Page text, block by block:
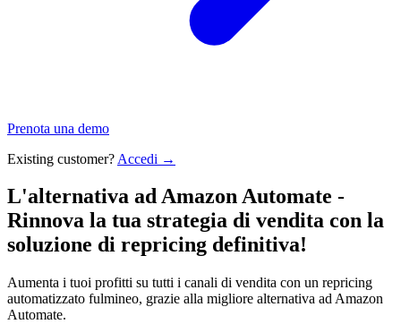
Prenota una demo
Existing customer? Accedi →
L'alternativa ad Amazon Automate -
Rinnova la tua strategia di vendita con la
soluzione di repricing definitiva!
Aumenta i tuoi profitti su tutti i canali di vendita con un repricing
automatizzato fulmineo, grazie alla migliore alternativa ad Amazon
Automate.